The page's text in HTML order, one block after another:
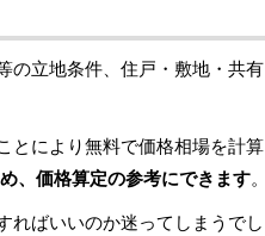
の立地条件、住戸・敷地・共有
とにより無料で価格相場を計算
、価格算定の参考にできます。
ればいいのか迷ってしまうでし